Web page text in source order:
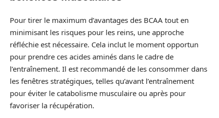
Pour tirer le maximum d’avantages des BCAA tout en
minimisant les risques pour les reins, une approche
réfléchie est nécessaire. Cela inclut le moment opportun
pour prendre ces acides aminés dans le cadre de
l’entraînement. Il est recommandé de les consommer dans
les fenêtres stratégiques, telles qu’avant l’entraînement
pour éviter le catabolisme musculaire ou après pour
favoriser la récupération.